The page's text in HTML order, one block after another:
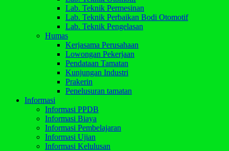
Lab. Teknik Permesinan
Lab. Teknik Perbaikan Bodi Otomotif
Lab. Teknik Pengelasan
Humas
Kerjasama Perusahaan
Lowongan Pekerjaan
Pendataan Tamatan
Kunjungan Industri
Prakerin
Penelusuran tamatan
Informasi
Informasi PPDB
Informasi Biaya
Informasi Pembelajaran
Informasi Ujian
Informasi Kelulusan